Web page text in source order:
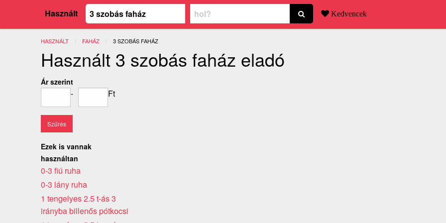
Használt Kedvencek
HASZNÁLT FAHÁZ JELENLEGI:
3 SZOBÁS FAHÁZ
Használt 3 szobás faház eladó
Ár szerint
- Ft
Ezek is vannak
használtan
0-3 fiú ruha
0-3 lány ruha
1 tengelyes 2.5 t-ás 3
irányba billenős pótkocsi